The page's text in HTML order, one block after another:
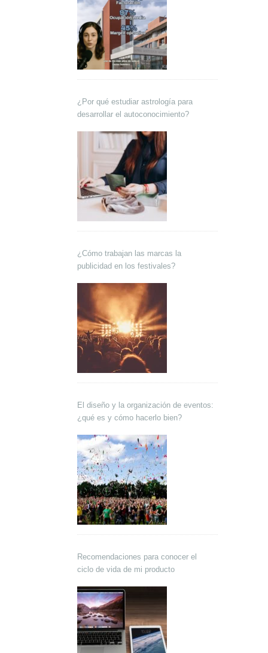
¿Por qué estudiar astrología para
desarrollar el autoconocimiento?
¿Cómo trabajan las marcas la
publicidad en los festivales?
El diseño y la organización de eventos:
¿qué es y cómo hacerlo bien?
Recomendaciones para conocer el
ciclo de vida de mi producto